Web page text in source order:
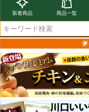
新着商品 商品一覧